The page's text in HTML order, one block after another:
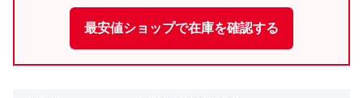
最安値ショップで在庫を確認する